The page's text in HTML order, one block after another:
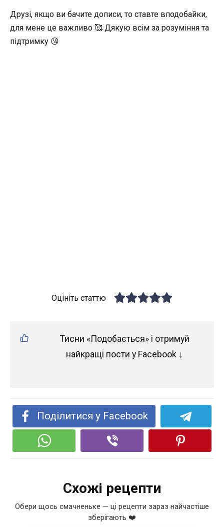
Друзі, якщо ви бачите дописи, то ставте вподобайки,
для мене це важливо 🥰 Дякую всім за розуміння та
підтримку 😘
Оцініть статтю
Тисни «Подобається» і отримуй
найкращі пости у Facebook ↓
Поділитися у Facebook
Схожі рецепти
Обери щось смачненьке — ці рецепти зараз найчастіше
зберігають ❤️